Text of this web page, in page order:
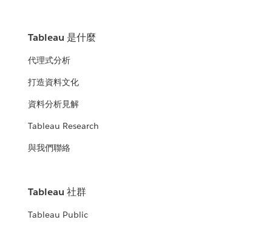
Tableau 是什麼
代理式分析
打造資料文化
資料分析見解
Tableau Research
與我們聯絡
Tableau 社群
Tableau Public